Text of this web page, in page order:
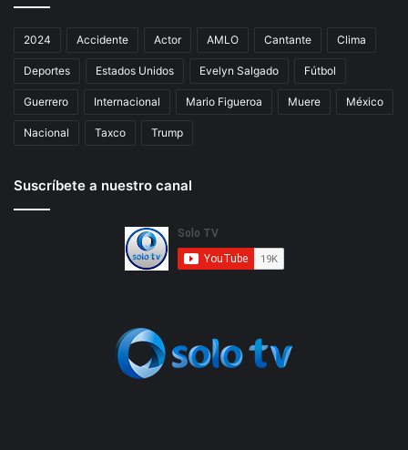
2024 Accidente Actor AMLO Cantante Clima
Deportes Estados Unidos Evelyn Salgado Fútbol
Guerrero Internacional Mario Figueroa Muere México
Nacional Taxco Trump
Suscríbete a nuestro canal